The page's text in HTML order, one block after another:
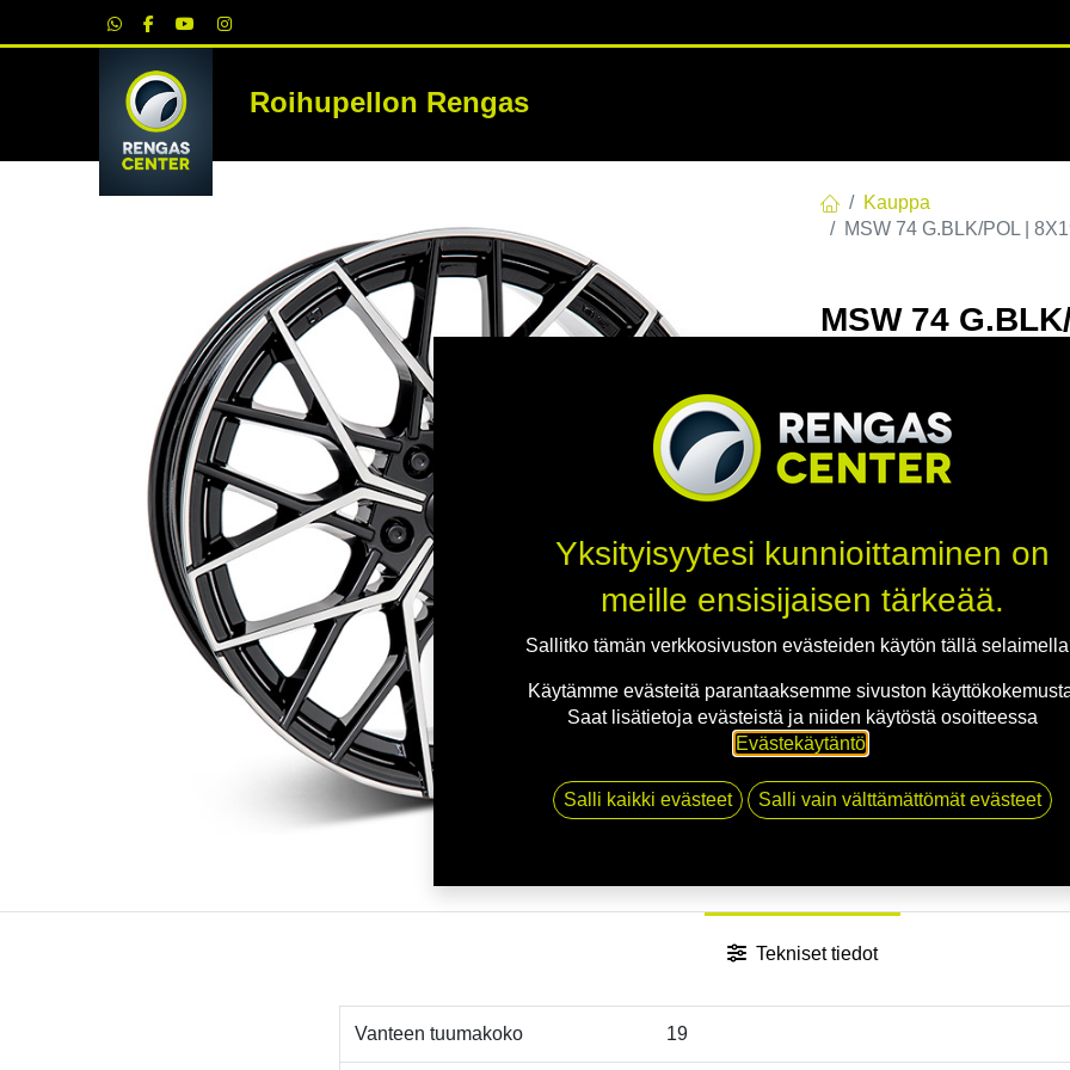
Roihupellon RengasRENKAAT
Kauppa
MSW 74 G.BLK/POL |
MSW 74
EAN: 8027529169102
Tällä tuotteella ei ole
Jaa
Tekniset tiedot
Vanteen tuumakoko 19
Yksityisyytesi kunnioittaminen on
meille ensisijaisen tärkeää.
Sallitko tämän verkkosivuston evästeiden käytön tällä
Käytämme evästeitä parantaaksemme sivuston
Saat lisätietoja evästeistä ja niiden käytöstä osoitteessa
Evästekäytäntö.
Salli kaikki evästeet Salli vain välttämättömät evästeet